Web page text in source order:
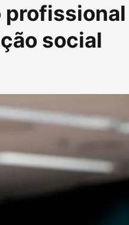
profissional
social